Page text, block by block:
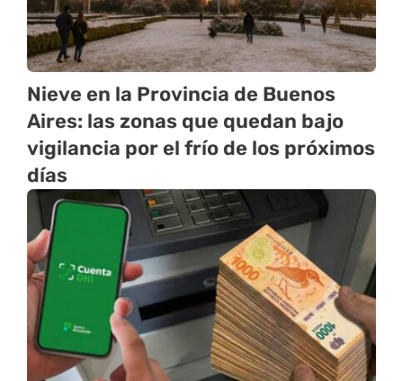
Nieve en la Provincia de Buenos
Aires: las zonas que quedan bajo
vigilancia por el frío de los próximos
días